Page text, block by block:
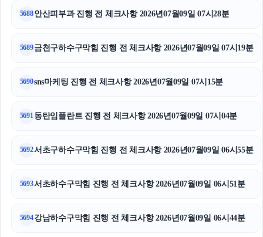
트립닷컴 할인코드
서초마약변호사
5688안산피부과 진행 전 체크사항 2026년07월09일 07시28분
5689금천구하수구막힘 진행 전 체크사항 2026년07월09일 07시19분
5690sns마케팅 진행 전 체크사항 2026년07월09일 07시15분
5691동탄임플란트 진행 전 체크사항 2026년07월09일 07시04분
5692서초구하수구막힘 진행 전 체크사항 2026년07월09일 06시55분
5693서초하수구막힘 진행 전 체크사항 2026년07월09일 06시51분
5694강남하수구막힘 진행 전 체크사항 2026년07월09일 06시44분